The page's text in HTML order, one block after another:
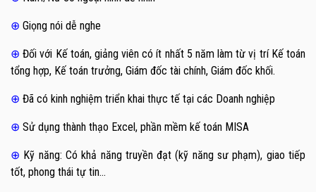
⊕ Giọng nói dễ nghe
⊕Đối với Kế toán, giảng viên có ít nhất 5 năm làm từ vị trí Kế toán
tổng hợp, Kế toán trưởng, Giám đốc tài chính, Giám đốc khối.
⊕ Đã có kinh nghiệm triển khai thực tế tại các Doanh nghiệp
⊕ Sử dụng thành thạo Excel, phần mềm kế toán MISA
⊕ Kỹ năng: Có khả năng truyền đạt (kỹ năng sư phạm), giao tiếp
tốt, phong thái tự tin…